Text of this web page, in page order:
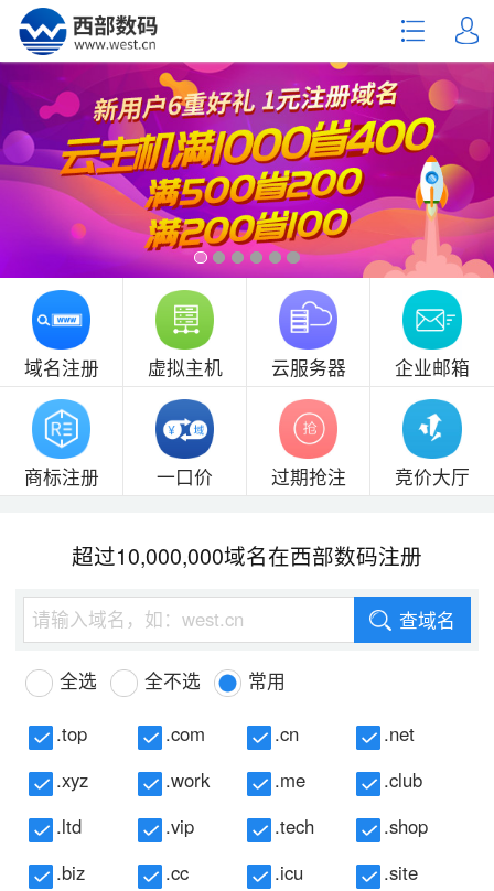
域名注册 虚拟主机 云服务器 企业邮箱
商标注册 一口价 过期抢注 竞价大厅
超过10,000,000域名在西部数码注册
查域名
全选 全不选 常用
.top .com .cn
.net
.xyz
.work .me
.club
.ltd
.vip .tech
.shop
.biz
.cc .icu
.site